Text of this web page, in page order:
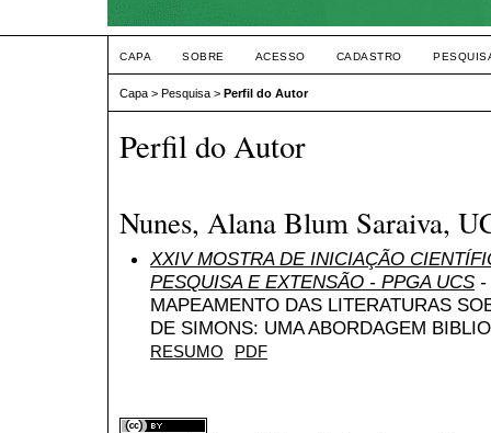
CAPA SOBRE ACESSO CADASTRO
Capa > Pesquisa > Perfil do Autor
Perfil do Autor
Nunes, Alana Blum Saraiva,
XXIV MOSTRA DE INICIAÇÃO
PESQUISA E EXTENSÃO - PPGA UCS -
MAPEAMENTO DAS LITERATURAS
DE SIMONS: UMA ABORDAGEM
RESUMO PDF